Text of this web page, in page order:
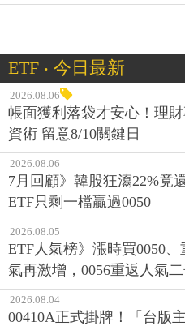
ETF ‧ 今日最新
2026.08.06
帳面獲利落袋才安心！理
資術 留意8/10關鍵日
2026.08.06
7月回顧》韓股狂瀉22%竟
ETF只剩一檔贏過0050
2026.08.05
ETF人氣榜》漲時買0050
氣再激增，0056重返人氣
2026.08.04
00410A正式掛牌！「台版